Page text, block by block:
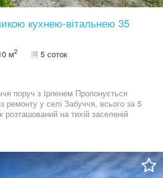
кухнею-вітальнею 35
м2 5 соток
поруч з Ірпенем Пропонується
ремонту у селі Забуччя, всього за 5
на тихій заселеній
виїзд у напрямку Києва. У 400
супермаркету АТБ.
площа — 110 м² Житлова
— 35 м² з виходом на терасу